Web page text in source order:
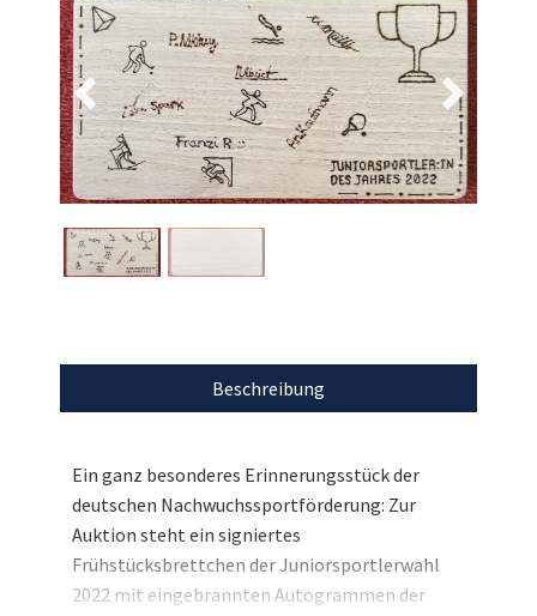
Beschreibung
Ein ganz besonderes Erinnerungsstück der
deutschen Nachwuchssportförderung: Zur
Auktion steht ein signiertes
Frühstücksbrettchen der Juniorsportlerwahl
2022 mit eingebrannten Autogrammen der